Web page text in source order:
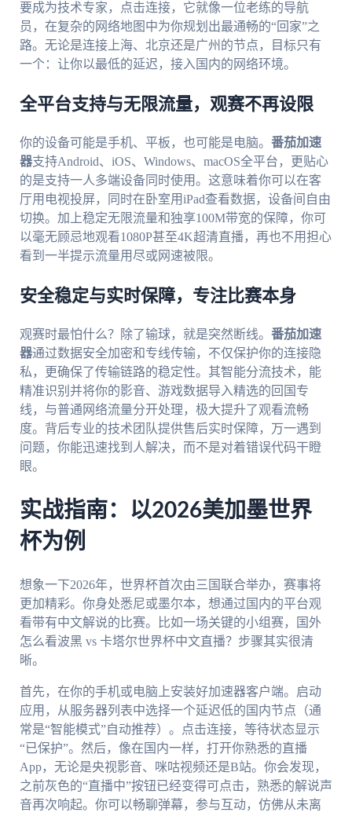
要成为技术专家，点击连接，它就像一位老练的导航
员，在复杂的网络地图中为你规划出最通畅的“回家”之
路。无论是连接上海、北京还是广州的节点，目标只有
一个：让你以最低的延迟，接入国内的网络环境。
全平台支持与无限流量，观赛不再设限
你的设备可能是手机、平板，也可能是电脑。 番茄加速
器支持Android、iOS、Windows、macOS全平台，更贴心
的是支持一人多端设备同时使用。这意味着你可以在客
厅用电视投屏，同时在卧室用iPad查看数据，设备间自由
切换。加上稳定无限流量和独享100M带宽的保障，你可
以毫无顾忌地观看1080P甚至4K超清直播，再也不用担心
看到一半提示流量用尽或网速被限。
安全稳定与实时保障，专注比赛本身
观赛时最怕什么？除了输球，就是突然断线。 番茄加速
器通过数据安全加密和专线传输，不仅保护你的连接隐
私，更确保了传输链路的稳定性。其智能分流技术，能
精准识别并将你的影音、游戏数据导入精选的回国专
线，与普通网络流量分开处理，极大提升了观看流畅
度。背后专业的技术团队提供售后实时保障，万一遇到
问题，你能迅速找到人解决，而不是对着错误代码干瞪
眼。
实战指南：以2026美加墨世界
杯为例
想象一下2026年，世界杯首次由三国联合举办，赛事将
更加精彩。你身处悉尼或墨尔本，想通过国内的平台观
看带有中文解说的比赛。比如一场关键的小组赛，国外
怎么看波黑 vs 卡塔尔世界杯中文直播？步骤其实很清
晰。
首先，在你的手机或电脑上安装好加速器客户端。启动
应用，从服务器列表中选择一个延迟低的国内节点（通
常是“智能模式”自动推荐）。点击连接，等待状态显示
“已保护”。然后，像在国内一样，打开你熟悉的直播
App，无论是央视影音、咪咕视频还是B站。你会发现，
之前灰色的“直播中”按钮已经变得可点击，熟悉的解说声
音再次响起。你可以畅聊弹幕，参与互动，仿佛从未离